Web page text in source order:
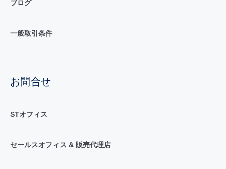
ブログ
一般取引条件
お問合せ
STオフィス
セールスオフィス & 販売代理店